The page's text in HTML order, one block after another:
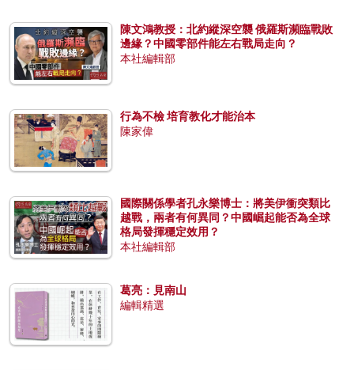
陳文鴻教授：北約縱深空襲 俄羅斯瀕臨戰敗
邊緣？中國零部件能左右戰局走向？
本社編輯部
行為不檢 培育教化才能治本
陳家偉
國際關係學者孔永樂博士：將美伊衝突類比
越戰，兩者有何異同？中國崛起能否為全球
格局發揮穩定效用？
本社編輯部
葛亮：見南山
編輯精選